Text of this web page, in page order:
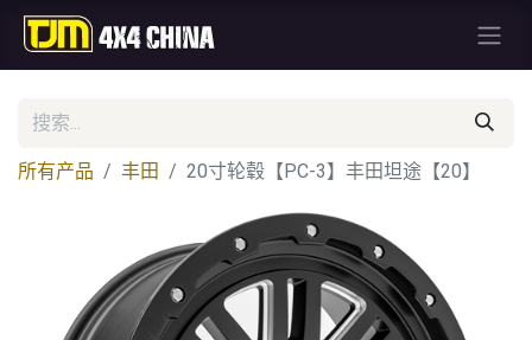
所有产品 丰田 20寸轮毂【PC-3】丰田坦途【20】